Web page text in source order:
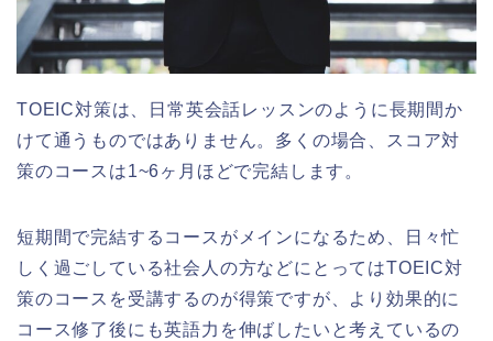
TOEIC対策は、日常英会話レッスンのように長期間か
けて通うものではありません。多くの場合、スコア対
策のコースは1~6ヶ月ほどで完結します。
短期間で完結するコースがメインになるため、日々忙
しく過ごしている社会人の方などにとってはTOEIC対
策のコースを受講するのが得策ですが、より効果的に
コース修了後にも英語力を伸ばしたいと考えているの